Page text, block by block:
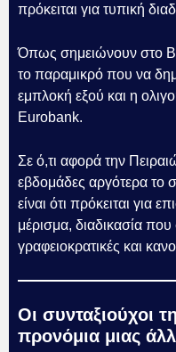
πρόκειται για τυπική
Όπως σημειώνουν στο
το παραμικρό που να
εμπλοκή εξού και η
Eurobank.
Σε ό,τι αφορά την
εβδομάδες αργότερα το
είναι ότι πρόκειται για
μέρισμα, διαδικασία που
γραφειοκρατικές και
Οι συνταξιούχοι
προνόμια μιας